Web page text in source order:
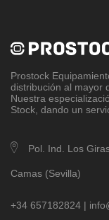
Prostock
distribución al mayor
Nuestra
Stock, dando un
Pol. Ind. Los
Camas (Sevilla)
+34 657182824 |